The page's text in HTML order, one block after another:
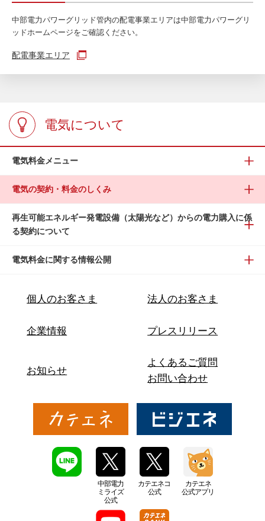
中部電力パワーグリッド管内の配電事業エリアは中部電力パワーグリ
ッドホームページをご確認ください。
配電事業エリア
電気について
電気料金メニュー
電気の契約・料金のしくみ
再生可能エネルギー発電設備（太陽光など）からの電力購入に係
る契約について
電気料金に関する情報公開
個人のお客さま 法人のお客さま
企業情報 プレスリリース
お知らせ
よくあるご質問
お問い合わせ
中部電力
ミライズ
公式
カテエネコ
公式
カテエネ
公式アプリ